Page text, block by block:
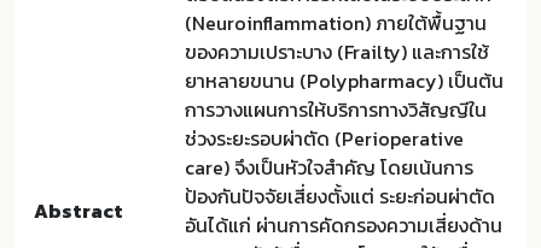
Abstract
(Neuroinflammation) ภายใต้พื้นฐาน
ของความเปราะบาง (Frailty) และการใช้
ยาหลายขนาน (Polypharmacy) เป็นต้น
การวางแผนการให้บริการทางวิสัญญีใน
ช่วงระยะรอบผ่าตัด (Perioperative
care) จึงเป็นหัวใจสำคัญ โดยเน้นการ
ป้องกันปัจจัยเสี่ยงตั้งแต่ ระยะก่อนผ่าตัด
อันได้แก่ ผ่านการคัดกรองความเสี่ยงด้าน